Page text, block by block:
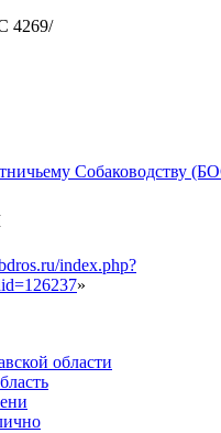
Собаководству
index.php?
»
области